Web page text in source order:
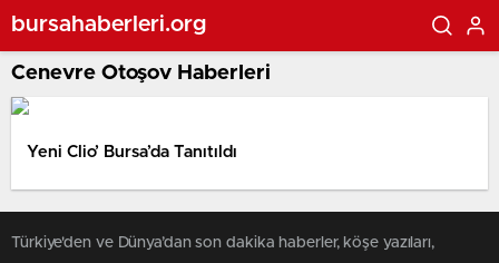
bursahaberleri.org
Cenevre Otoşov Haberleri
Yeni Clio’ Bursa’da Tanıtıldı
Türkiye'den ve Dünya’dan son dakika haberler, köşe yazıları,